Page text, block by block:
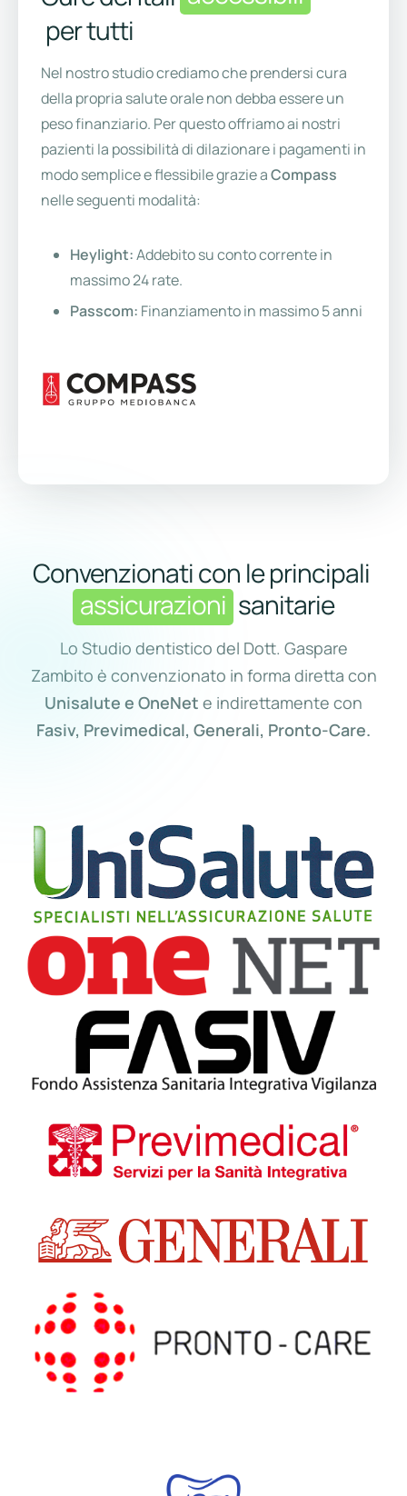
per tutti
Nel nostro studio crediamo che prendersi cura
della propria salute orale non debba essere un
peso finanziario. Per questo offriamo ai nostri
pazienti la possibilità di dilazionare i pagamenti in
modo semplice e flessibile grazie aCompass
nelle seguenti modalità:
Heylight:Addebito su conto corrente in
massimo 24 rate.
Passcom: Finanziamento in massimo 5 anni
Convenzionati con le principali
assicurazioni sanitarie
Lo Studio dentistico del Dott. Gaspare
Zambito è convenzionato in forma diretta con
Unisalute e OneNet e indirettamente con
Fasiv, Previmedical, Generali, Pronto-Care.